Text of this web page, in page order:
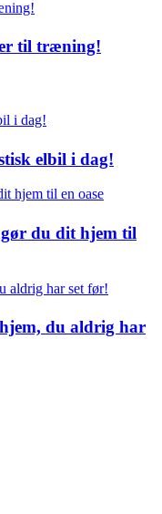
til træning!
elbil i dag!
du dit hjem til
du aldrig har